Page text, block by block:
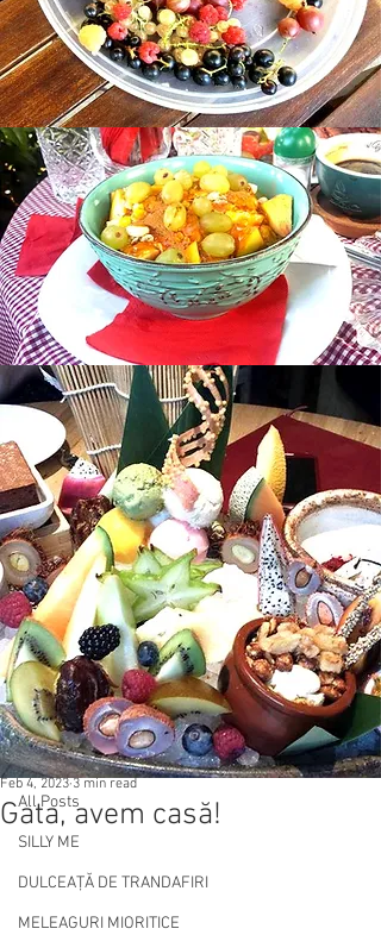
Post
All Posts
SILLY ME
DULCEAȚĂ DE TRANDAFIRI
MELEAGURI MIORITICE
All Posts
Gata, avem casă!
Feb 4, 2023 3 min read